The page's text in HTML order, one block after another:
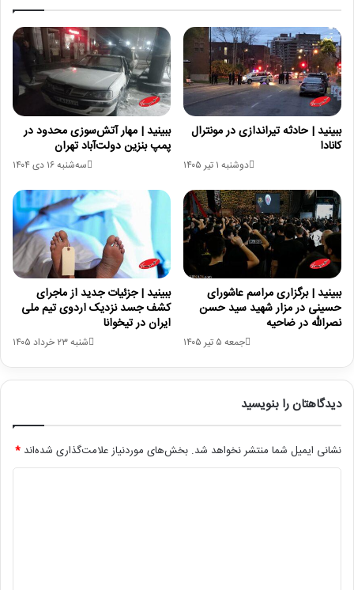
ببینید | مهار آتش‌سوزی محدود در
پمپ بنزین دولت‌آباد تهران
سه‌شنبه ۱۶ دی ۱۴۰۴
ببینید | حادثه تیراندازی در مونترال
کانادا
دوشنبه ۱ تیر ۱۴۰۵
ببینید | جزئیات جدید از ماجرای
کشف جسد نزدیک اردوی تیم ملی
ایران در تیخوانا
شنبه ۲۳ خرداد ۱۴۰۵
ببینید | برگزاری مراسم عاشورای
حسینی در مزار شهید سید حسن
نصرالله در ضاحیه
جمعه ۵ تیر ۱۴۰۵
دیدگاهتان را بنویسید
نشانی ایمیل شما منتشر نخواهد شد. بخش‌های موردنیاز علامت‌گذاری شده‌اند *